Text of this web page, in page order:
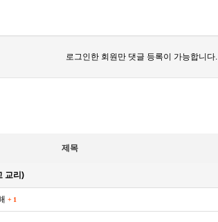
로그인한 회원만 댓글 등록이 가능합니다.
제목
교리)
+ 1